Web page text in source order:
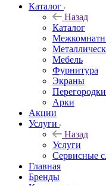
Каталог
Назад
Каталог
Мебель
Фурнитура
Экраны
Перегородки
Арки
Акции
Услуги
Назад
Услуги
Сервисные
Главная
Бренды